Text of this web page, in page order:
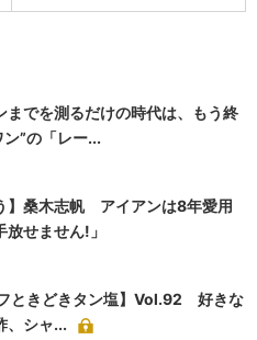
までを測るだけの時代は、もう終
”の「レー...
】桑木志帆 アイアンは8年愛用
放せません!」
フときどきタン塩】Vol.92 好きな
、シャ...